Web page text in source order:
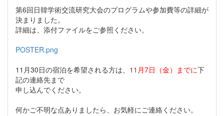
第6回日韓学術交流研究大会のプログラムや参加費等の詳細が
決まりました。
詳細は、添付ファイルをご参照ください。
POSTER.png
11月30日の宿泊を希望される方は、 11月7日（金）までに下
記の連絡先まで
申し込んでください。
何かご不明な点ありましたら、お気軽にご連絡ください。